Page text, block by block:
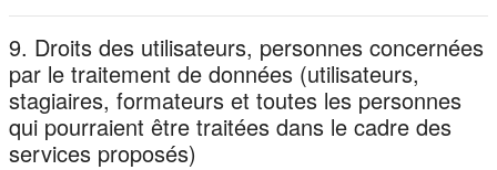
9. Droits des utilisateurs, personnes concernées
par le traitement de données (utilisateurs,
stagiaires, formateurs et toutes les personnes
qui pourraient être traitées dans le cadre des
services proposés)